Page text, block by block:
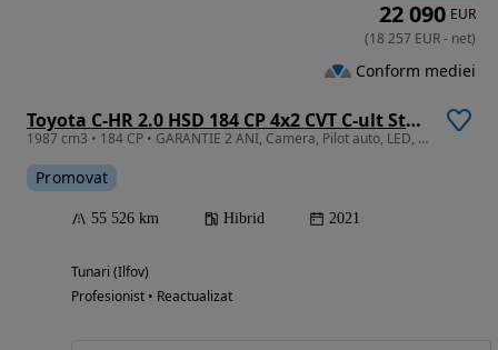
Toyota C-HR 2.0 HSD 184 CP 4x2 CVT C-ult Style
1987 cm3 • 184 CP • GARANTIE 2 ANI, Camera, Pilot auto, LED, Scaune incalzite
Promovat
55 526 km Hibrid 2021
Tunari (Ilfov)
Profesionist • Reactualizat
22 090 EUR
(18 257 EUR- net)
Conform mediei